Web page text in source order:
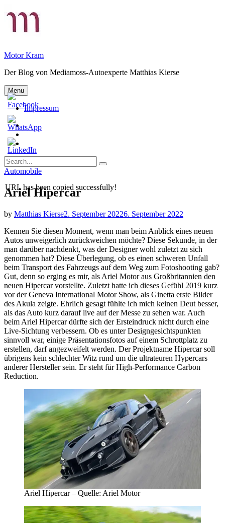
to
Motor Kram
Der Blog von Mediamoss-Autoexperte Matthias Kierse
Menu
Impressum
Privatsphäre-
Einstellungen
Historie
Privatsphäre-
Einstellungen
widerrufen
Search
for:
Search
Categories
Automobile
Ariel Hipercar
by Matthias Kierse2. September 20226. September 2022
Kennen Sie diesen Moment, wenn man beim Anblick eines neuen
Autos unweigerlich zurückweichen möchte? Diese Sekunde, in der
man darüber nachdenkt, was der Designer wohl zuletzt zu sich
genommen hat? Diese Überlegung, ob es einen schweren Unfall
beim Transport des Fahrzeugs auf dem Weg zum Fotoshooting gab?
Gut, denn so erging es mir, als Ariel Motor aus Großbritannien den
neuen Hipercar vorstellte. Zuletzt hatte ich dieses Gefühl 2019 kurz
vor der Geneva International Motor Show, als Ginetta erste Bilder
des Akula zeigte. Ehrlich gesagt fühlte ich mich keinen Deut besser,
als das Auto kurz darauf live auf der Messe zu sehen war. Auch
beim Ariel Hipercar dürfte sich der Ersteindruck nicht durch eine
Live-Sichtung verbessern. Ob es unter Designgesichtspunkten
sinnvoll war, einige Präsentationsfotos auf einem Schrottplatz zu
erstellen, darf angezweifelt werden. Der Projektname Hipercar soll
übrigens kein schlechter Witz rund um die ultrateuren Hypercars
anderer Hersteller sein. Er steht für High-Performance Carbon
Reduction.
Ariel Hipercar – Quelle: Ariel Motor
URL has been copied successfully!